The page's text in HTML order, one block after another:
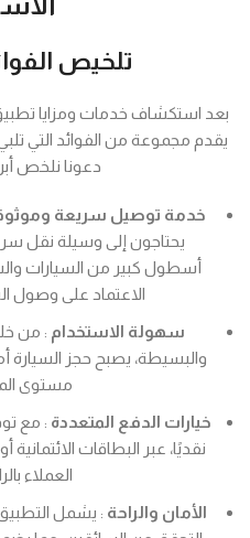
تلخيص
بعد استكشاف خدمات ومزايا
يقدم مجموعة من الفوائد التي
دعونا نلخص
خدمة توصيل سريعة
يحتاجون إلى وسيلة نقل
أسطول كبير من السيارات
الاعتماد على وصول
سهولة الاستخدام : من
والبسيطة، يصبح حجز
مستوى
خيارات الدفع المتعددة : مع
نقديًا، عبر البطاقات الائتمانية
العملاء
الأمان والراحة : يشمل